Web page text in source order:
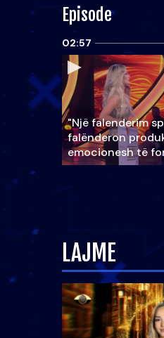
Episode
02:57
"Një falenderim
falënderon
emocionesh të
LAJME